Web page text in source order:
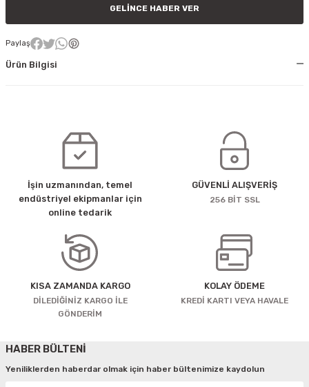
GELINCE HABER VER
Paylaş
Ürün Bilgisi
İşin uzmanından, temel
endüstriyel ekipmanlar için
online tedarik
GÜVENLİ ALIŞVERİŞ
256 BİT SSL
KISA ZAMANDA KARGO
DİLEDİĞİNİZ KARGO İLE
GÖNDERİM
KOLAY ÖDEME
KREDİ KARTI VEYA HAVALE
HABER BÜLTENİ
Yeniliklerden haberdar olmak için haber bültenimize kaydolun